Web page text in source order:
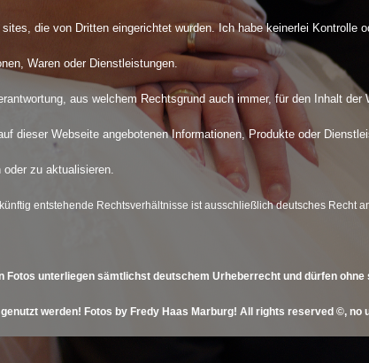
die von Dritten eingerichtet wurden. Ich habe keinerlei Kontrolle
Waren oder Dienstleistungen.
aus welchem Rechtsgrund auch immer, für den Inhalt der
dieser Webseite angebotenen Informationen, Produkte oder
zu aktualisieren.
entstehende Rechtsverhältnisse ist ausschließlich deutsches Recht
Fotos unterliegen sämtlichst deutschem Urheberrecht und dürfen
werden! Fotos by Fredy Haas Marburg! All rights reserved ©, no